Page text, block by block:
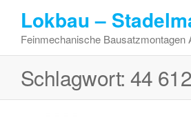
springen
Lokbau –
Feinmechanische Bausatzmontagen
Schlagwort: 44 612